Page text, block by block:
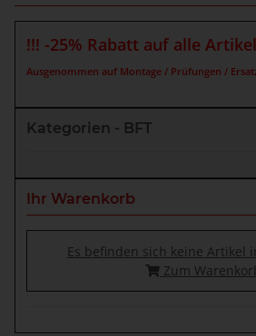
!!! -25% Rabatt auf alle
Ausgenommen auf Montage / Prüfungen /
Kategorien - BFT
Ihr Warenkorb
Es befinden sich keine Artikel
Zum